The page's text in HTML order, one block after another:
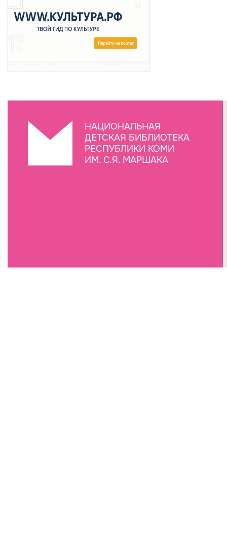
НАЦИОНАЛЬНАЯ
ДЕТСКАЯ БИБЛИОТЕКА
РЕСПУБЛИКИ КОМИ
ИМ. С.Я. МАРШАКА